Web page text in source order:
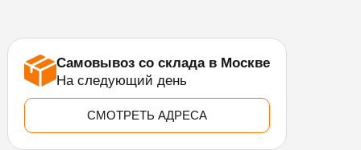
Самовывоз со склада в Москве
На следующий день
СМОТРЕТЬ АДРЕСА